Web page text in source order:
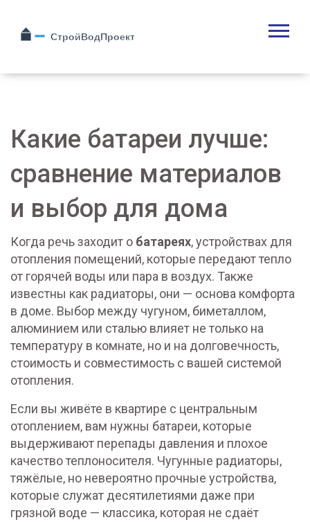
Какие батареи лучше:
сравнение материалов
и выбор для дома
Когда речь заходит о батареях,устройствах для
отопления помещений, которые передают тепло
от горячей воды или пара в воздух. Также
известны как радиаторы, они — основа комфорта
в доме. Выбор между чугуном, биметаллом,
алюминием или сталью влияет не только на
температуру в комнате, но и на долговечность,
стоимость и совместимость с вашей системой
отопления.
Если вы живёте в квартире с центральным
отоплением, вам нужны батареи, которые
выдерживают перепады давления и плохое
качество теплоносителя. Чугунные радиаторы,
тяжёлые, но невероятно прочные устройства,
которые служат десятилетиями даже при
грязной воде — классика, которая не сдаёт